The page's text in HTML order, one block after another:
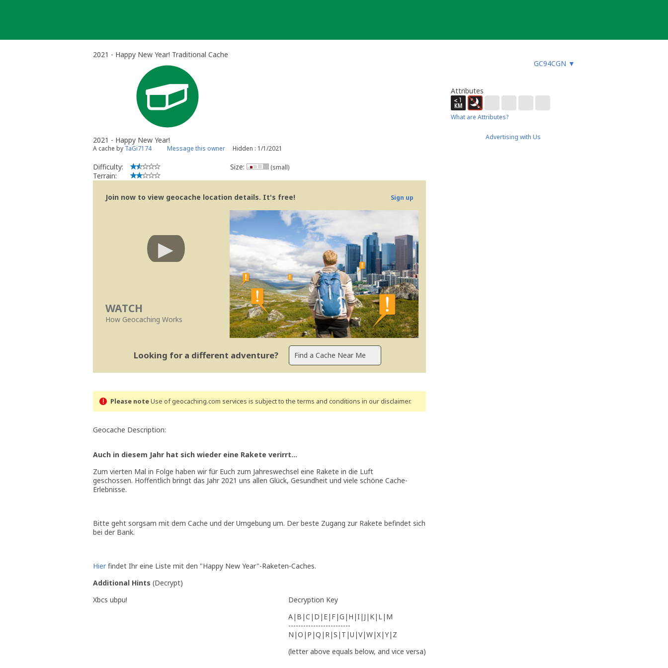
2021 - Happy New Year! Traditional Cache
GC94CGN ▼
2021 - Happy New Year!
A cache by TaGi7174 Message this owner Hidden : 1/1/2021
Difficulty:
Terrain:
Size: (small)
Join now to view geocache location details. It's free! Sign up
WATCH
How Geocaching Works
Looking for a different adventure?
Please noteUse of geocaching.com services is subject to the terms and conditions in our disclaimer.
Geocache Description:
Auch in diesem Jahr hat sich wieder eine Rakete verirrt...
Zum vierten Mal in Folge haben wir für Euch zum Jahreswechsel eine Rakete in die Luft
geschossen. Hoffentlich bringt das Jahr 2021 uns allen Glück, Gesundheit und viele schöne Cache-
Erlebnisse.
Bitte geht sorgsam mit dem Cache und der Umgebung um. Der beste Zugang zur Rakete befindet sich
bei der Bank.
Hierfindet Ihr eine Liste mit den "Happy New Year"-Raketen-Caches.
Additional Hints (Decrypt)
Xbcs ubpu!
Decryption Key
A|B|C|D|E|F|G|H|I|J|K|L|M
-------------------------
N|O|P|Q|R|S|T|U|V|W|X|Y|Z
(letter above equals below, and vice versa)
Attributes
What are Attributes?
Advertising with Us